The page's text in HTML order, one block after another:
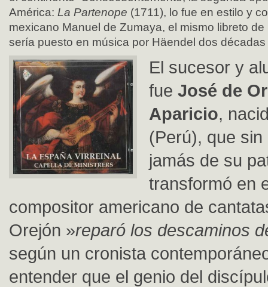
América: La Partenope (1711), lo fue en estilo y
mexicano Manuel de Zumaya, el mismo libreto
sería puesto en música por Häendel dos
El sucesor y
fue José de
Aparicio,
(Perú), que
jamás de su
transformó en
compositor americano de
Orejón »reparó los descaminos
según un cronista
entender que el genio del